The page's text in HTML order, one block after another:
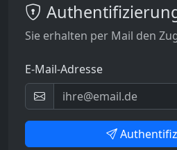
Sie erhalten per Mail den
E-Mail-Adresse